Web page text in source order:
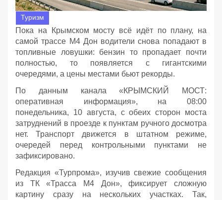
Туризм
Пока на Крымском мосту всё идёт по плану, на
самой трассе М4 Дон водители снова попадают в
топливные ловушки: бензин то пропадает почти
полностью, то появляется с гигантскими
очередями, а цены местами бьют рекорды.
По данным канала «КРЫМСКИЙ МОСТ:
оперативная информация», на 08:00
понедельника, 10 августа, с обеих сторон моста
затруднений в проезде к пунктам ручного досмотра
нет. Транспорт движется в штатном режиме,
очередей перед контрольными пунктами не
зафиксировано.
Редакция «Турпрома», изучив свежие сообщения
из ТК «Трасса М4 Дон», фиксирует сложную
картину сразу на нескольких участках. Так,